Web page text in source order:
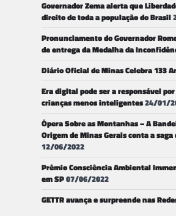
Governador Zema alerta que
direito de toda a população do Brasil
Pronunciamento do Governador
de entrega da Medalha da
Diário Oficial de Minas Celebra 133
Era digital pode ser a responsável
crianças menos inteligentes24/01/
Ópera Sobre as Montanhas – A
Origem de Minas Gerais conta a saga
12/06/2022
Prêmio Consciência Ambiental
em SP07/06/2022
GETTR avança e surpreende nas